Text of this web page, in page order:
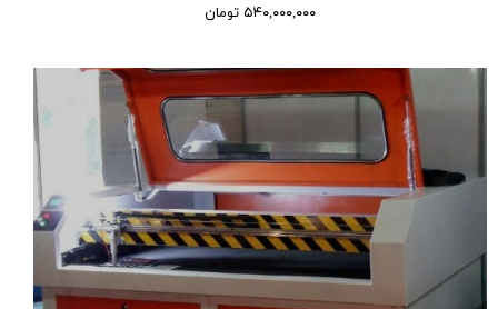
۵۴۰,۰۰۰,۰۰۰ تومان